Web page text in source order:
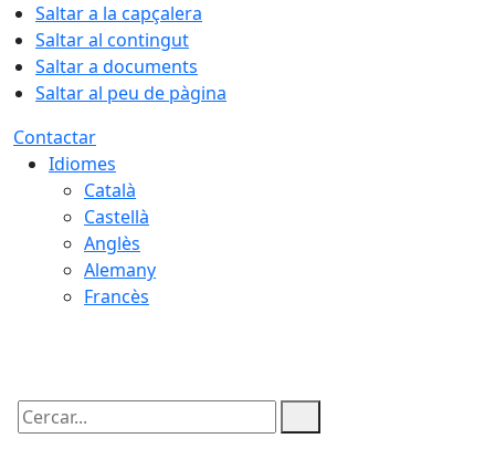
Saltar a la capçalera
Saltar al contingut
Saltar a documents
Saltar al peu de pàgina
Contactar
Idiomes
Català
Castellà
Anglès
Alemany
Francès
Cercar: